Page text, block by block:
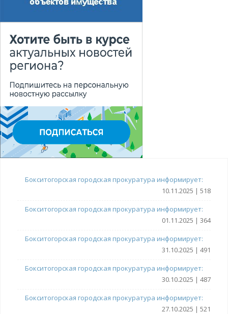
Бокситогорская городская прокуратура информирует:
10.11.2025 | 518
Бокситогорская городская прокуратура информирует:
01.11.2025 | 364
Бокситогорская городская прокуратура информирует:
31.10.2025 | 491
Бокситогорская городская прокуратура информирует:
30.10.2025 | 487
Бокситогорская городская прокуратура информирует:
27.10.2025 | 521